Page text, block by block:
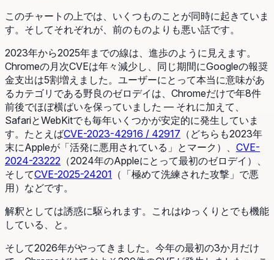
このチャートの上では、いくつものことが同時に起きていま
す。そしてそれぞれが、前のものよりも悪い話です。
2023年から2025年までの線は、進歩のように見えます。
Chromeの月次CVEは年々減少し、同じ期間にGoogleの報奨
金支出は5割増えました。ユーザーにとって本当に意味があ
るカテゴリである野良のゼロデイは、Chromeだけで年8件
前後でほぼ横ばいを保っていました ― それに加えて、
SafariとWebKitでも毎年いくつかが安定的に発生していま
す。たとえばCVE-2023-42916 / 42917 （どちらも2023年
末にAppleが「活発に悪用されている」とマーク）、 CVE-
2024-23222 （2024年のAppleにとって最初のゼロデイ）、
そしてCVE-2025-24201 （「極めて洗練された攻撃」で悪
用）などです。
解釈としては誘惑に駆られます。これはゆっくりとでも機能
している、と。
そして2026年がやってきました。今年の最初の3か月だけ